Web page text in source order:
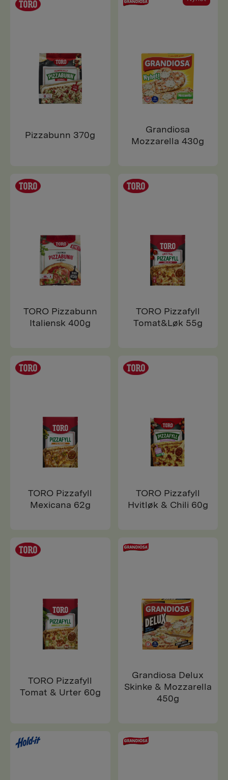
Pizzabunn 370g
Grandiosa
Mozzarella 430g
TORO Pizzabunn
Italiensk 400g
TORO Pizzafyll
Tomat&Løk 55g
TORO Pizzafyll
Mexicana 62g
TORO Pizzafyll
Hvitløk & Chili 60g
TORO Pizzafyll
Tomat & Urter 60g
Grandiosa Delux
Skinke & Mozzarella
450g